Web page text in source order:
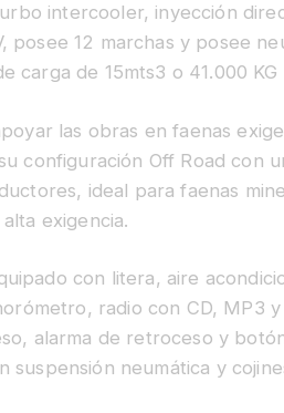
intercooler, inyección
posee 12 marchas y posee
carga de 15mts3 o 41.000 KG
las obras en faenas
configuración Off Road con
ideal para faenas
exigencia.
con litera, aire
radio con CD, MP3
alarma de retroceso y
suspensión neumática y